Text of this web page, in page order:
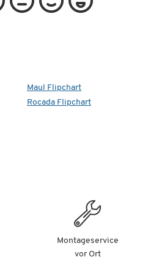
Maul Flipchart
Rocada Flipchart
Montageservice
vor Ort